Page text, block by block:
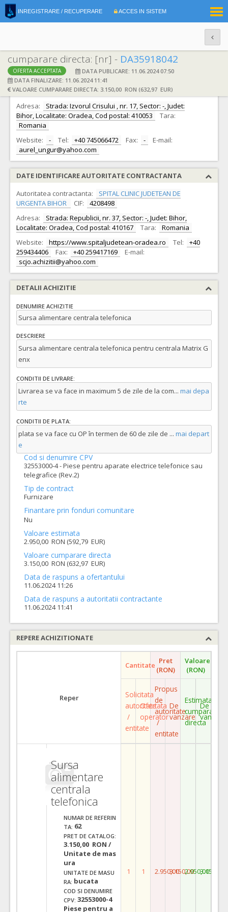
INREGISTRARE / RECUPERARE ACCES IN SISTEM
cumparare directa: [nr] - DA35918042
OFERTA ACCEPTATA
DATA PUBLICARE: 11.06.2024 07:50
DATA FINALIZARE: 11.06.2024 11:41
VALOARE CUMPARARE DIRECTA: 3.150,00 RON (632,97 EUR)
DATE IDENTIFICARE OFERTANT
Ofertant: S.C. NETWORKTEL 2008 S.R.L. CIF: 24244754
Adresa:
Strada: Izvorul Crisului , nr. 17, Sector: -, Judet:
Bihor, Localitate: Oradea, Cod postal: 410053
Tara:
Romania
Website:
- Tel: +40 745066472 Fax: -
E-mail:
aurel_ungur@yahoo.com
DATE IDENTIFICARE AUTORITATE CONTRACTANTA
Autoritatea contractanta:
SPITAL CLINIC JUDETEAN DE
URGENTA BIHOR
CIF:
4208498
Adresa:
Strada: Republicii, nr. 37, Sector: -, Judet: Bihor,
Localitate: Oradea, Cod postal: 410167
Tara:
Romania
Website:
https://www.spitaljudetean-oradea.ro Tel:
+40
259434406
Fax: +40 259417169
E-mail:
scjo.achizitii@yahoo.com
DETALII ACHIZITIE
DENUMIRE ACHIZITIE
Sursa alimentare centrala telefonica
DESCRIERE
Sursa alimentare centrala telefonica pentru centrala Matrix G
enx
CONDITII DE LIVRARE:
Livrarea se va face in maximum 5 de zile de la com... mai depa
rte
CONDITII DE PLATA:
plata se va face cu OP în termen de 60 de zile de ... mai depart
e
Cod si denumire CPV
32553000-4 - Piese pentru aparate electrice telefonice sau
telegrafice (Rev.2)
Tip de contract
Furnizare
Finantare prin fonduri comunitare
Nu
Valoare estimata
2.950,00 RON (592,79 EUR)
Valoare cumparare directa
3.150,00 RON (632,97 EUR)
Data de raspuns a ofertantului
11.06.2024 11:26
Data de raspuns a autoritatii contractante
11.06.2024 11:41
REPERE ACHIZITIONATE
Reper
Cantitate Pret
(RON)
Valoare
(RON)
Solicitata
autoritate
/
entitate
Ofertata
operator
Propus
de
autoritate
/
entitate
De
vanzare
Estimata
cumparare
directa
De
vanzare
Sursa
alimentare
centrala
telefonica
NUMAR DE REFERIN
TA: 62
PRET DE CATALOG:
3.150,00 RON /
Unitate de mas
ura
UNITATE DE MASU
RA: bucata
COD SI DENUMIRE
CPV: 32553000-4
Piese pentru a
1 1 2.950,003.150,002.950,003.150,00